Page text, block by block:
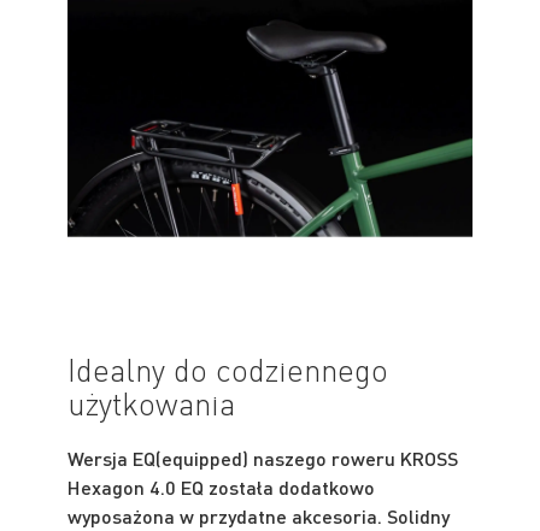
Idealny do codziennego
użytkowania
Wersja EQ(equipped) naszego roweru KROSS
Hexagon 4.0 EQ została dodatkowo
wyposażona w przydatne akcesoria. Solidny